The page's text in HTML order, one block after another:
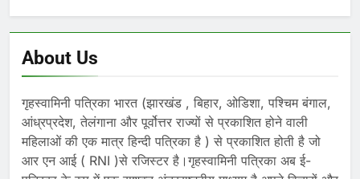
About Us
गृहस्वामिनी पत्रिका भारत (झारखंड , बिहार, ओडिशा, पश्चिम बंगाल,
आंध्रप्रदेश, तेलंगाना और पूर्वोत्तर राज्यों से प्रकाशित होने वाली
महिलाओं की एक मात्र हिन्दी पत्रिका है ) से प्रकाशित होती है जो
आर एन आई ( RNI )से रजिस्टर है।गृहस्वामिनी पत्रिका अब ई-